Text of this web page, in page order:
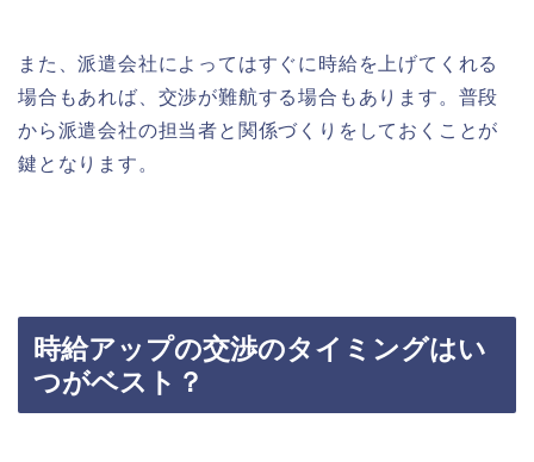
また、派遣会社によってはすぐに時給を上げてくれる
場合もあれば、交渉が難航する場合もあります。普段
から派遣会社の担当者と関係づくりをしておくことが
鍵となります。
時給アップの交渉のタイミングはい
つがベスト？